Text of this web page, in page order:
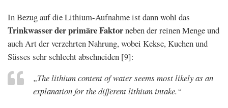
In Bezug auf die Lithium-Aufnahme ist dann wohl das
Trinkwasser der primäre Faktorneben der reinen Menge und
auch Art der verzehrten Nahrung, wobei Kekse, Kuchen und
Süsses sehr schlecht abschneiden [9]:
„The lithium content of water seems most likely as an
explanation for the different lithium intake.“